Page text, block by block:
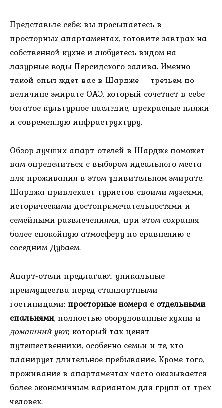
Представьте себе: вы просыпаетесь в
просторных апартаментах, готовите завтрак на
собственной кухне и любуетесь видом на
лазурные воды Персидского залива. Именно
такой опыт ждет вас в Шардже – третьем по
величине эмирате ОАЭ, который сочетает в себе
богатое культурное наследие, прекрасные пляжи
и современную инфраструктуру.
Обзор лучших апарт-отелей в Шардже поможет
вам определиться с выбором идеального места
для проживания в этом удивительном эмирате.
Шарджа привлекает туристов своими музеями,
историческими достопримечательностями и
семейными развлечениями, при этом сохраняя
более спокойную атмосферу по сравнению с
соседним Дубаем.
Апарт-отели предлагают уникальные
преимущества перед стандартными
гостиницами: просторные номера с отдельными
спальнями, полностью оборудованные кухни и
домашний уют, который так ценят
путешественники, особенно семьи и те, кто
планирует длительное пребывание. Кроме того,
проживание в апартаментах часто оказывается
более экономичным вариантом для групп от трех
человек.